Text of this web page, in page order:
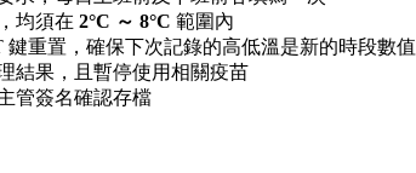
，均須在 2°C ～ 8°C 範圍內
鍵重置，確保下次記錄的高低溫是新的時段數值
結果，且暫停使用相關疫苗
管簽名確認存檔